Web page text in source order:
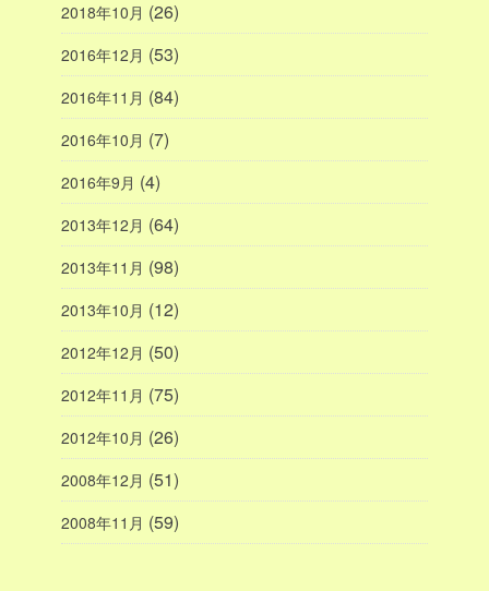
2018年10月 (26)
2016年12月 (53)
2016年11月 (84)
2016年10月 (7)
2016年9月 (4)
2013年12月 (64)
2013年11月 (98)
2013年10月 (12)
2012年12月 (50)
2012年11月 (75)
2012年10月 (26)
2008年12月 (51)
2008年11月 (59)